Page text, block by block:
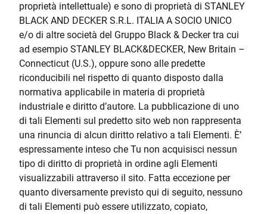
proprietà intellettuale) e sono di proprietà di STANLEY
BLACK AND DECKER S.R.L. ITALIA A SOCIO UNICO
e/o di altre società del Gruppo Black & Decker tra cui
ad esempio STANLEY BLACK&DECKER, New Britain –
Connecticut (U.S.), oppure sono alle predette
riconducibili nel rispetto di quanto disposto dalla
normativa applicabile in materia di proprietà
industriale e diritto d’autore. La pubblicazione di uno
di tali Elementi sul predetto sito web non rappresenta
una rinuncia di alcun diritto relativo a tali Elementi. È’
espressamente inteso che Tu non acquisisci nessun
tipo di diritto di proprietà in ordine agli Elementi
visualizzabili attraverso il sito. Fatta eccezione per
quanto diversamente previsto qui di seguito, nessuno
di tali Elementi può essere utilizzato, copiato,